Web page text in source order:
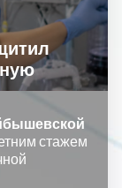
стажем